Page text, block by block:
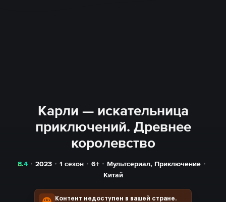
Карли — искательница
приключений. Древнее
королевство
8.4 2023 1 сезон 6+ Мультсериал, Приключение
Китай
Контент недоступен в вашей стране.